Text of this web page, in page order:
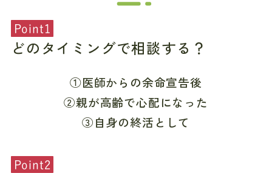
Point1
どのタイミングで相談する？
①医師からの余命宣告後
②親が高齢で心配になった
③自身の終活として
Point2